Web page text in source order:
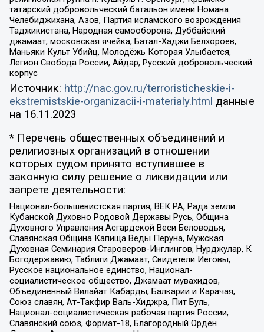
татарский добровольческий батальон имени Номана
Челебиджихана, Азов, Партия исламского возрождения
Таджикистана, Народная самооборона, Дуббайский
джамаат, московская ячейка, Батал-Хаджи Белхороев,
Маньяки Культ Убийц, Молодёжь Которая Улыбается,
Легион Свобода России, Айдар, Русский добровольческий
корпус
Источник: http://nac.gov.ru/terroristicheskie-i-
ekstremistskie-organizacii-i-materialy.html данные
на 16.11.2023
* Перечень общественных объединений и
религиозных организаций в отношении
которых судом принято вступившее в
законную силу решение о ликвидации или
запрете деятельности:
Национал-большевистская партия, ВЕК РА, Рада земли
Кубанской Духовно Родовой Державы Русь, Община
Духовного Управления Асгардской Веси Беловодья,
Славянская Община Капища Веды Перуна, Мужская
Духовная Семинария Староверов-Инглингов, Нурджулар, К
Богодержавию, Таблиги Джамаат, Свидетели Иеговы,
Русское национальное единство, Национал-
социалистическое общество, Джамаат мувахидов,
Объединенный Вилайат Кабарды, Балкарии и Карачая,
Союз славян, Ат-Такфир Валь-Хиджра, Пит Буль,
Национал-социалистическая рабочая партия России,
Славянский союз, Формат-18, Благородный Орден